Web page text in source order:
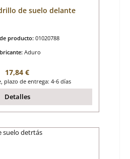
de suelo delante
producto: 01020788
Aduro
Precio normal:
17,84 €
plazo de entrega: 4-6 días
Detalles